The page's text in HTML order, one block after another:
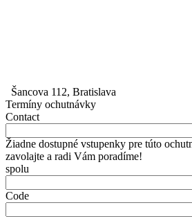
Šancova 112, Bratislava
Termíny ochutnávky
Contact
Žiadne dostupné vstupenky pre túto
zavolajte a radi Vám poradíme!
spolu
Code